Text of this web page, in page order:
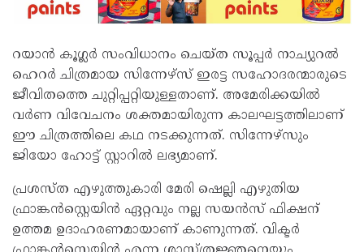
റയാൻ കൂ​ഗ്ലർ സംവിധാനം ചെയ്ത സൂപ്പർ നാച്യുറൽ
ഹെറർ ചിത്രമായ സിന്നേഴ്സ് ഇരട്ട സഹോദരന്മാരുടെ
ജീവിതത്തെ ചുറ്റിപ്പറ്റിയുള്ളതാണ്. അമേരിക്കയിൽ
വർണ വിവേചനം ശക്തമായിരുന്ന കാലഘട്ടത്തിലാണ്
ഈ ചിത്രത്തിലെ കഥ നടക്കുന്നത്. സിന്നേഴ്സും
ജിയോ ഹോട്ട് സ്റ്റാറിൽ ലഭ്യമാണ്.
പ്രശസ്ത എഴുത്തുകാരി മേരി ഷെല്ലി എഴുതിയ
ഫ്രാങ്കൻസ്റ്റെയിൻ ഏറ്റവും നല്ല സയൻസ് ഫിക്ഷന്
ഉത്തമ ഉദാഹരണമായാണ് കാണുന്നത്. വിക്ടർ